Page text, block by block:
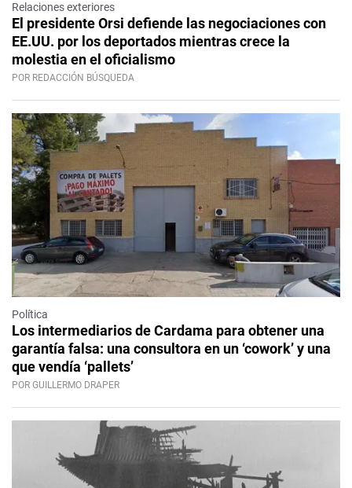
Relaciones exteriores
El presidente Orsi defiende las negociaciones con
EE.UU. por los deportados mientras crece la
molestia en el oficialismo
POR REDACCIÓN BÚSQUEDA
Política
Los intermediarios de Cardama para obtener una
garantía falsa: una consultora en un ‘cowork’ y una
que vendía ‘pallets’
POR GUILLERMO DRAPER